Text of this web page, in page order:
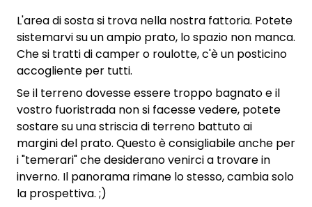
L'area di sosta si trova nella nostra fattoria. Potete
sistemarvi su un ampio prato, lo spazio non manca.
Che si tratti di camper o roulotte, c'è un posticino
accogliente per tutti.
Se il terreno dovesse essere troppo bagnato e il
vostro fuoristrada non si facesse vedere, potete
sostare su una striscia di terreno battuto ai
margini del prato. Questo è consigliabile anche per
i "temerari" che desiderano venirci a trovare in
inverno. Il panorama rimane lo stesso, cambia solo
la prospettiva. ;)